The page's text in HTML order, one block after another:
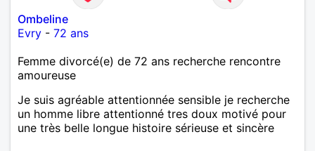
Ombeline
Evry - 72 ans
Femme divorcé(e) de 72 ans recherche rencontre
amoureuse
Je suis agréable attentionnée sensible je recherche
un homme libre attentionné tres doux motivé pour
une très belle longue histoire sérieuse et sincère